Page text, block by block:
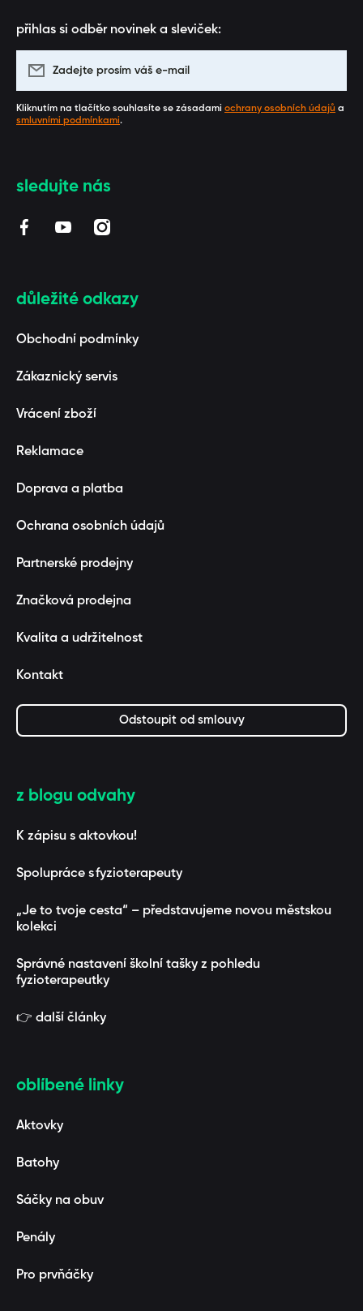
přihlas si odběr novinek a sleviček:
Zadejte prosím váš e-mail
Kliknutím na tlačítko souhlasíte se zásadami ochrany osobních údajů a
smluvními podmínkami.
sledujte nás
facebookcom/BAAGL/
youtubecom/channel/
instagramcom/baaglcz/
důležité odkazy
Obchodní podmínky
Zákaznický servis
Vrácení zboží
Reklamace
Doprava a platba
Ochrana osobních údajů
Partnerské prodejny
Značková prodejna
Kvalita a udržitelnost
Kontakt
Odstoupit od smlouvy
z blogu odvahy
K zápisu s aktovkou!
Spolupráce s fyzioterapeuty
„Je to tvoje cesta“ – představujeme novou městskou
kolekci
Správné nastavení školní tašky z pohledu
fyzioterapeutky
👉 další články
oblíbené linky
Aktovky
Batohy
Sáčky na obuv
Penály
Pro prvňáčky